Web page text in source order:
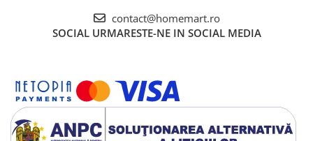
contact@homemart.ro
SOCIAL URMARESTE-NE IN SOCIAL MEDIA